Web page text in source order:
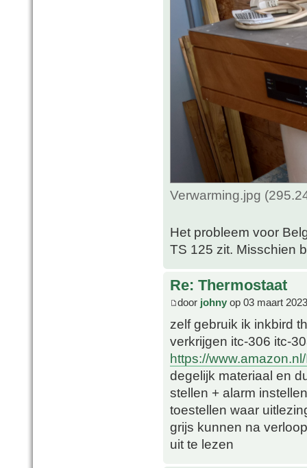
Verwarming.jpg
Het probleem voor
TS 125 zit. Misschien
Re: Thermostaat
door johny op 03 maart
zelf gebruik ik inkbird
verkrijgen itc-306 itc-
https://
degelijk materiaal en
stellen + alarm
toestellen waar
grijs kunnen na
uit te lezen